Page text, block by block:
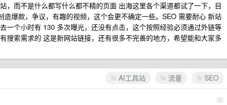
，而不是什么都写什么都不精的页面 出海这里各个渠道都试了一下，目
爆款，争议，有趣的视频，这个会更不确定一些。SEO 需要耐心 新站
一个小时有 130 多次曝光，还没有点击，这个按照经验必须通过外链等
搜索需求的 这是新网站链接，还有很多不完善的地方，希望能和大家多
AI工具站 流量 SEO
1